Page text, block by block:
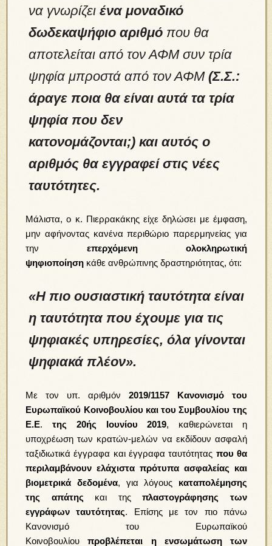
να γνωρίζειένα μοναδικό
δωδεκαψήφιο αριθμό που θα
αποτελείται από τον ΑΦΜ συν τρία
ψηφία μπροστά από τον ΑΦΜ(Σ.Σ.:
άραγε ποια θα είναι αυτά τα τρία
ψηφία που δεν
κατονομάζονται;) και αυτός ο
αριθμός θα εγγραφεί στις νέες
ταυτότητες.
Μάλιστα, ο κ. Πιερρακάκης είχε δηλώσει με έμφαση,
μην αφήνοντας κανένα περιθώριο παρερμηνείας για
την επερχόμενη ολοκληρωτική
ψηφιοποίηση κάθε ανθρώπινης δραστηριότητας, ότι:
«Η πιο ουσιαστική ταυτότητα είναι
η ταυτότητα που έχουμε για τις
ψηφιακές υπηρεσίες, όλα γίνονται
ψηφιακά πλέον».
Με τον υπ. αριθμόν 2019/1157 Κανονισμό του
Ευρωπαϊκού Κοινοβουλίου και του Συμβουλίου της
Ε.Ε. της 20ής Ιουνίου 2019,
καθιερώνεται η
υποχρέωση των κρατών-μελών να εκδίδουν ασφαλή
ταξιδιωτικά έγγραφα και έγγραφα ταυτότητας που θα
περιλαμβάνουν ελάχιστα πρότυπα ασφαλείας και
βιομετρικά δεδομένα, για λόγους καταπολέμησης
της απάτης και τηςπλαστογράφησης των
εγγράφων ταυτότητας. Επίσης με τον πιο πάνω
Κανονισμό του Ευρωπαϊκού
Κοινοβουλίουπροβλέπεται η ενσωμάτωση των